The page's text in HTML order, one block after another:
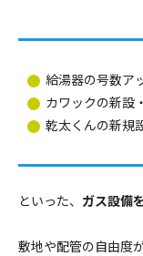
給湯器の号数ア
カワックの新設
乾太くんの新規
といった、 ガス設備
敷地や配管の自由度